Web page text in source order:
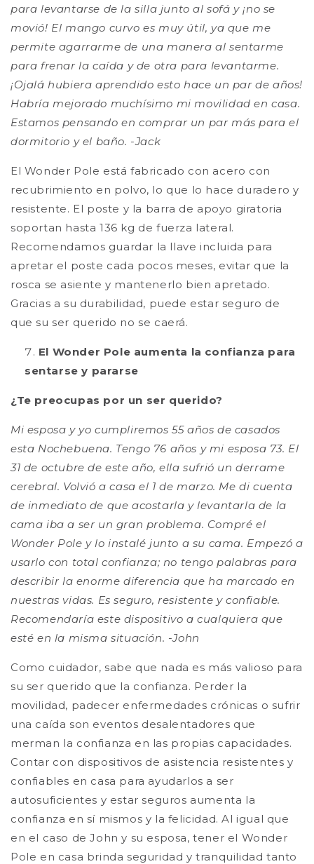
para levantarse de la silla junto al sofá y ¡no se
movió! El mango curvo es muy útil, ya que me
permite agarrarme de una manera al sentarme
para frenar la caída y de otra para levantarme.
¡Ojalá hubiera aprendido esto hace un par de años!
Habría mejorado muchísimo mi movilidad en casa.
Estamos pensando en comprar un par más para el
dormitorio y el baño. -Jack
El Wonder Pole está fabricado con acero con
recubrimiento en polvo, lo que lo hace duradero y
resistente. El poste y la barra de apoyo giratoria
soportan hasta 136 kg de fuerza lateral.
Recomendamos guardar la llave incluida para
apretar el poste cada pocos meses, evitar que la
rosca se asiente y mantenerlo bien apretado.
Gracias a su durabilidad, puede estar seguro de
que su ser querido no se caerá.
El Wonder Pole aumenta la confianza para
sentarse y pararse
¿Te preocupas por un ser querido?
Mi esposa y yo cumpliremos 55 años de casados ​​
esta Nochebuena. Tengo 76 años y mi esposa 73. El
31 de octubre de este año, ella sufrió un derrame
cerebral. Volvió a casa el 1 de marzo. Me di cuenta
de inmediato de que acostarla y levantarla de la
cama iba a ser un gran problema. Compré el
Wonder Pole y lo instalé junto a su cama. Empezó a
usarlo con total confianza; no tengo palabras para
describir la enorme diferencia que ha marcado en
nuestras vidas. Es seguro, resistente y confiable.
Recomendaría este dispositivo a cualquiera que
esté en la misma situación. -John
Como cuidador, sabe que nada es más valioso para
su ser querido que la confianza. Perder la
movilidad, padecer enfermedades crónicas o sufrir
una caída son eventos desalentadores que
merman la confianza en las propias capacidades.
Contar con dispositivos de asistencia resistentes y
confiables en casa para ayudarlos a ser
autosuficientes y estar seguros aumenta la
confianza en sí mismos y la felicidad. Al igual que
en el caso de John y su esposa, tener el Wonder
Pole en casa brinda seguridad y tranquilidad tanto